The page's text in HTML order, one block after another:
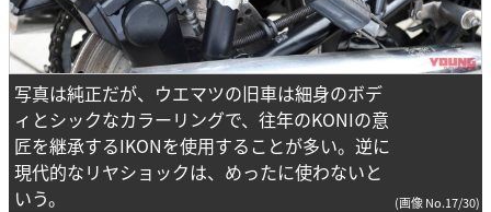
写真は純正だが、ウエマツの旧車は細身のボデ
ィとシックなカラーリングで、往年のKONIの意
匠を継承するIKONを使用することが多い。逆に
現代的なリヤショックは、めったに使わないと
いう。
(画像 No.17/30)